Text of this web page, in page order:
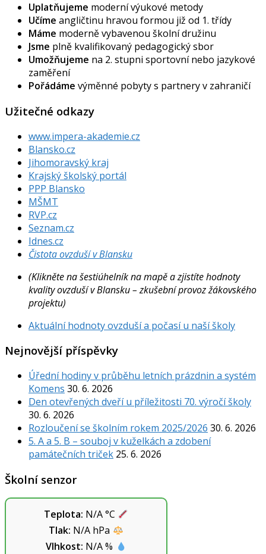
Uplatňujeme moderní výukové metody
Učíme angličtinu hravou formou již od 1. třídy
Máme moderně vybavenou školní družinu
Jsme plně kvalifikovaný pedagogický sbor
Umožňujeme na 2. stupni sportovní nebo jazykové
zaměření
Pořádáme výměnné pobyty s partnery v zahraničí
Užitečné odkazy
www.impera-akademie.cz
Blansko.cz
Jihomoravský kraj
Krajský školský portál
PPP Blansko
MŠMT
RVP.cz
Seznam.cz
Idnes.cz
Čistota ovzduší v Blansku
(Klikněte na šestiúhelník na mapě a zjistíte hodnoty
kvality ovzduší v Blansku – zkušební provoz žákovského
projektu)
Aktuální hodnoty ovzduší a počasí u naší školy
Nejnovější příspěvky
Úřední hodiny v průběhu letních prázdnin a systém
Komens 30. 6. 2026
Den otevřených dveří u příležitosti 70. výročí školy
30. 6. 2026
Rozloučení se školním rokem 2025/2026 30. 6. 2026
5. A a 5. B – souboj v kuželkách a zdobení
památečních triček 25. 6. 2026
Školní senzor
Teplota: N/A°C
Tlak: N/A hPa
Vlhkost: N/A%